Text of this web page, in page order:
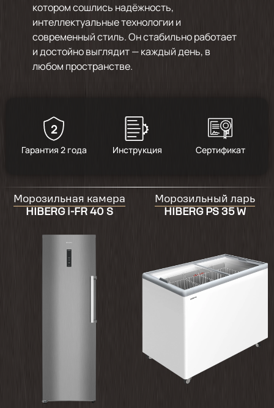
котором сошлись надёжность,
интеллектуальные технологии и
современный стиль. Он стабильно работает
и достойно выглядит — каждый день, в
любом пространстве.
2
Гарантия 2 года Инструкция Сертификат
Морозильная камера
HIBERG i-FR 40 S
Морозильный ларь
HIBERG PS 35 W